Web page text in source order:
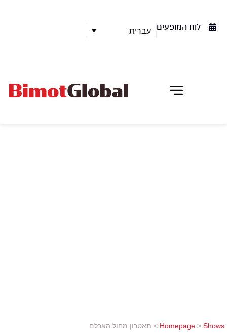
לוח המופעים עברית
Homepage > Shows
> תאטרון מחול הארלם